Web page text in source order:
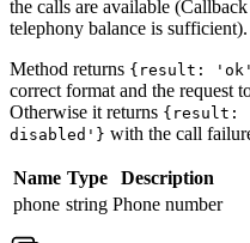
the calls are available
telephony balance is sufficient).
Method returns {result:
correct format and the request
Otherwise it returns {result:
disabled'} with the call
Name Type
Description
phone string Phone number